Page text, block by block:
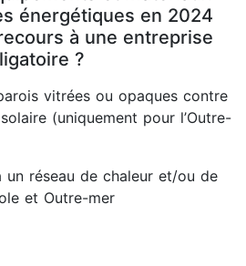
énergétiques en 2024
à une entreprise
?
vitrées ou opaques contre
(uniquement pour l’Outre-
un réseau de chaleur et/ou de
et Outre-mer